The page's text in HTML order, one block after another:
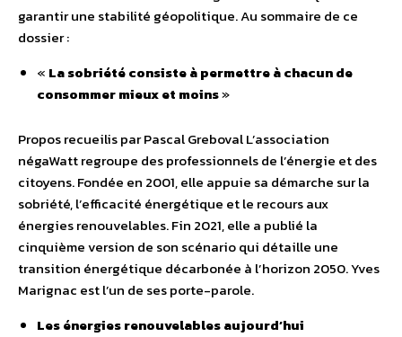
garantir une stabilité géopolitique. Au sommaire de ce
dossier :
« La sobriété consiste à permettre à chacun de
consommer mieux et moins»
Propos recueilis par Pascal Greboval L’association
négaWatt regroupe des professionnels de l’énergie et des
citoyens. Fondée en 2001, elle appuie sa démarche sur la
sobriété, l’efficacité énergétique et le recours aux
énergies renouvelables. Fin 2021, elle a publié la
cinquième version de son scénario qui détaille une
transition énergétique décarbonée à l’horizon 2050. Yves
Marignac est l’un de ses porte-parole.
Les énergies renouvelables aujourd’hui